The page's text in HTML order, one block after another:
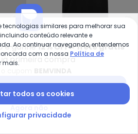
Malwee - Vestido Mídi Evasê
juros
Vestido Feminino Midi
Acetinado (Preto)
MARIALÍCIA
R$ 159,90
-60%
e ganhe12% OFF + frete grátis
primeira compra
tecnologias similares para melhorar sua
conteúdo relevante e
Ao continuar navegando, entendemos
com a nossa Política de
mais.
todos os cookies
privacidade